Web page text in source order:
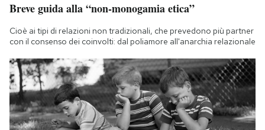
Breve guida alla “non-monogamia etica”
Cioè ai tipi di relazioni non tradizionali, che prevedono più partner
con il consenso dei coinvolti: dal poliamore all'anarchia relazionale